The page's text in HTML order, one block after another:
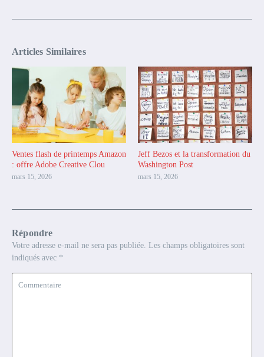
Articles Similaires
Ventes flash de printemps Amazon
: offre Adobe Creative Clou
mars 15, 2026
Jeff Bezos et la transformation du
Washington Post
mars 15, 2026
Répondre
Votre adresse e-mail ne sera pas publiée. Les champs obligatoires sont
indiqués avec *